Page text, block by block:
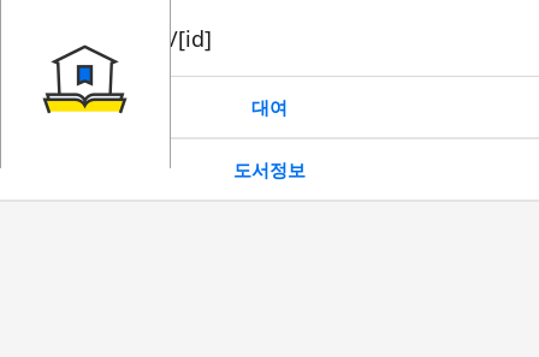
book/rent/[id]
대여
도서정보